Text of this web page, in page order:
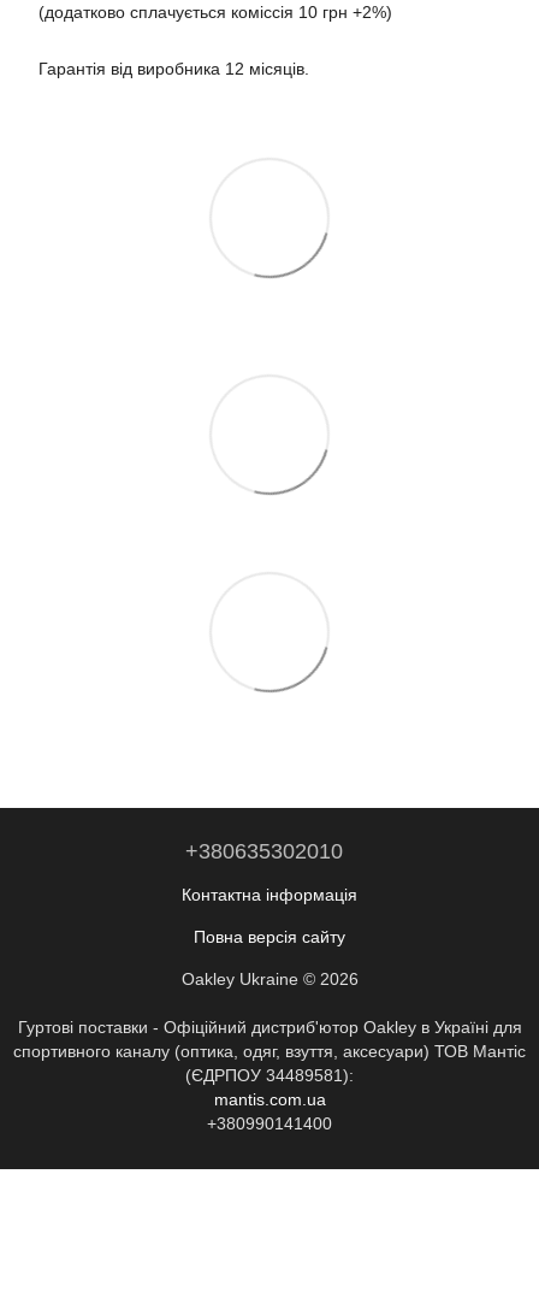
(додатково сплачується коміссія 10 грн +2%)
Гарантія від виробника 12 місяців.
+380635302010
Контактна інформація
Повна версія сайту
Oakley Ukraine © 2026
Гуртові поставки - Офіційний дистриб'ютор Oakley в Україні для
спортивного каналу (оптика, одяг, взуття, аксесуари) ТОВ Мантіс
(ЄДРПОУ 34489581):
mantis.com.ua
+380990141400